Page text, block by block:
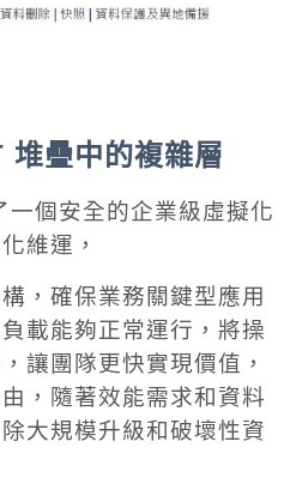
堆疊中的複雜層
一個安全的企業級虛擬化
維運，
，確保業務關鍵型應用
載能夠正常運行，將操
讓團隊更快實現價值，
，隨著效能需求和資料
大規模升級和破壞性資